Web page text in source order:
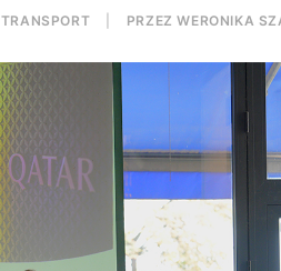
TRANSPORT PRZEZWERONIKA